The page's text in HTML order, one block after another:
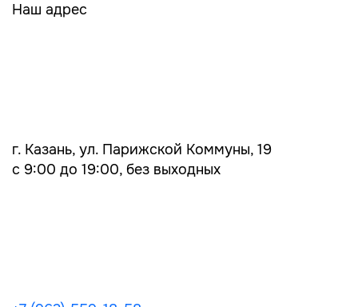
Наш адрес
г. Казань, ул. Парижской Коммуны, 19
с 9:00 до 19:00, без выходных